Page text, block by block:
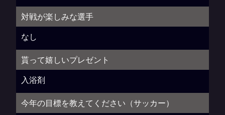
対戦が楽しみな選手
なし
貰って嬉しいプレゼント
入浴剤
今年の目標を教えてください（サッカー）